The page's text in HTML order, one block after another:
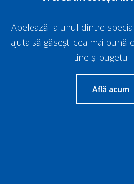
Apelează la unul dintre
ajuta să găsești cea mai
tine și bugetul
Află acum